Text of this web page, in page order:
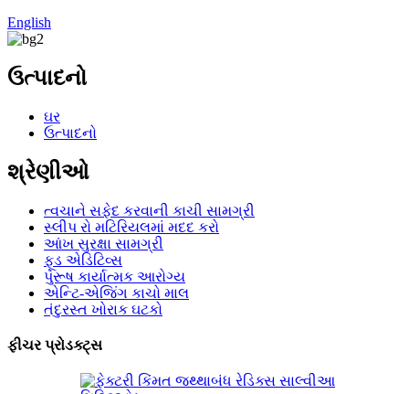
English
ઉત્પાદનો
ઘર
ઉત્પાદનો
શ્રેણીઓ
ત્વચાને સફેદ કરવાની કાચી સામગ્રી
સ્લીપ રો મટિરિયલમાં મદદ કરો
આંખ સુરક્ષા સામગ્રી
ફૂડ એડિટિવ્સ
પુરૂષ કાર્યાત્મક આરોગ્ય
એન્ટિ-એજિંગ કાચો માલ
તંદુરસ્ત ખોરાક ઘટકો
ફીચર પ્રોડક્ટ્સ